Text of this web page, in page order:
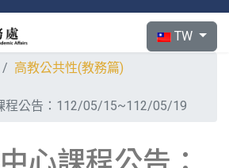
選擇你的語言
TW
高教公共性(教務篇)
程公告：112/05/15~112/05/19
心課程公告：